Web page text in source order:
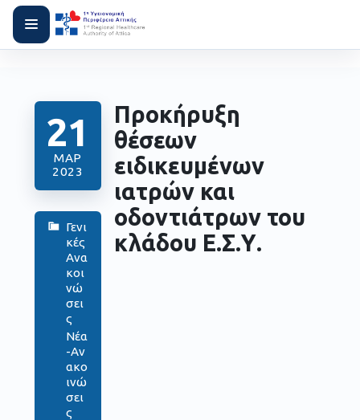
21
ΜΑΡ
2023
Γενι
κές
Ανα
κοι
νώ
σει
ς
Νέα
-Αν
ακο
ινώ
σει
ς
Προκήρυξη
θέσεων
ειδικευμένων
ιατρών και
οδοντιάτρων του
κλάδου Ε.Σ.Υ.